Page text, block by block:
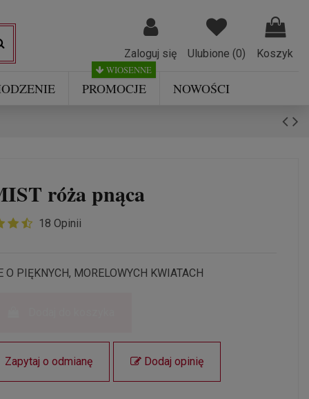
Zaloguj się Ulubione (0) Koszyk
PROMOCJE
WIOSENNE
NOWOŚCI
róża pnąca
18 Opinii
PIĘKNYCH, MORELOWYCH KWIATACH
Zapytaj o odmianę Dodaj opinię